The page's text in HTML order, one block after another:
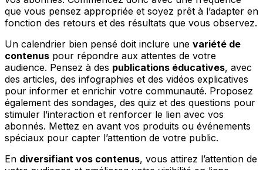
que vous pensez appropriée et soyez prêt à l’adapter en
fonction des retours et des résultats que vous observez.
Un calendrier bien pensé doit inclure une variété de
contenus pour répondre aux attentes de votre
audience. Pensez à des publications éducatives, avec
des articles, des infographies et des vidéos explicatives
pour informer et enrichir votre communauté. Proposez
également des sondages, des quiz et des questions pour
stimuler l’interaction et renforcer le lien avec vos
abonnés. Mettez en avant vos produits ou événements
spéciaux pour capter l’attention de votre public.
En diversifiant vos contenus, vous attirez l’attention de